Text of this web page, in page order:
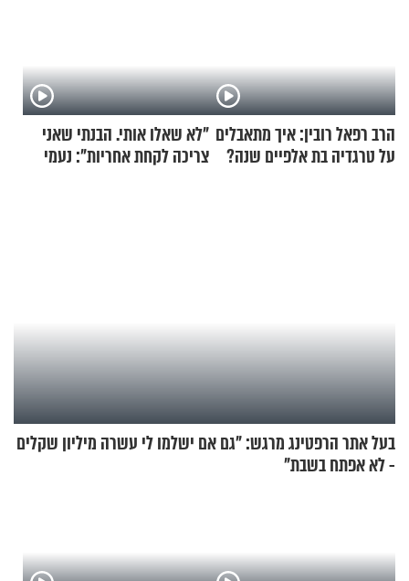
הרב רפאל רובין: איך מתאבלים
על טרגדיה בת אלפיים שנה?
"לא שאלו אותי. הבנתי שאני
צריכה לקחת אחריות": נעמי
בעל אתר הרפטינג מרגש: "גם אם ישלמו לי עשרה מיליון שקלים
- לא אפתח בשבת"